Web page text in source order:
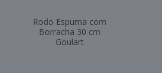
Rodo Espuma com
Borracha 30 cm
Goulart